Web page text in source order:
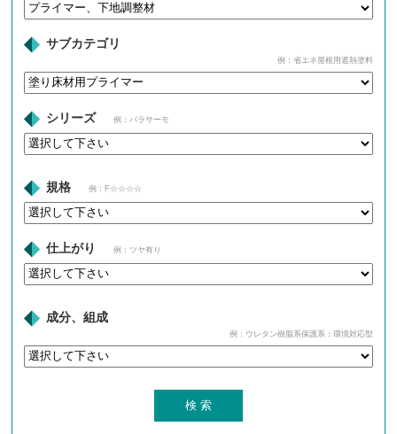
サブカテゴリ
例：省エネ屋根用遮熱塗料
シリーズ 例：パラサーモ
規格 例：F☆☆☆☆
仕上がり 例：ツヤ有り
成分、組成
例：ウレタン樹脂系保護系：環境対応型